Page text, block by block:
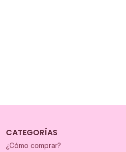
CATEGORÍAS
¿Cómo comprar?